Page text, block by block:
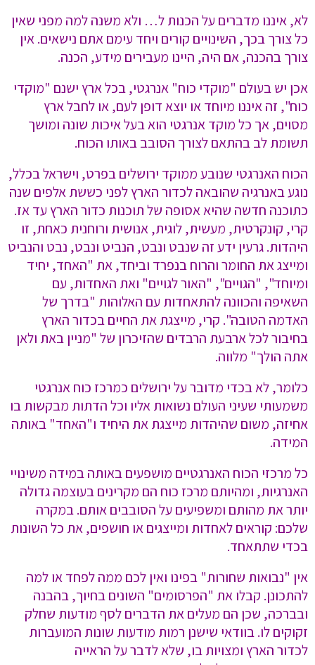
לא, איננו מדברים על הכנות ל… ולא משנה למה מפני שאין
כל צורך בכך, השינויים קורים ויחד עימם אתם נישאים. אין
צורך בהכנה, אם היה, היינו מעבירים מידע, הכנה.
אכן יש בעולם "מוקדי כוח" אנרגטי, בכל ארץ ישנם "מוקדי
כוח", זה איננו מיוחד או יוצא דופן לעם, או לחבל ארץ
מסוים, אך כל מוקד אנרגטי הוא בעל איכות שונה ומושך
תשומת לב בהתאם לצורך הסובב באותו הכוח.
הכוח האנרגטי שנובע ממוקד ירושלים בפרט, וישראל בכלל,
נוגע באנרגיה שהובאה לכדור הארץ לפני כששת אלפים שנה
כתוכנה חדשה שהיא אסופה של תוכנות כדור הארץ עד אז.
קרי, קונקרטית, מעשית, לוגית, אנושית ורוחנית כאחת, זו
היהדות. גרעין ידע זה שנבט ונבט, הנביט ונבט, נבט והנביט
ומייצג את החומר והרוח בנפרד וביחד, את "האחד, יחיד
ומיוחד", "הגויים", "האור לגויים" ואת האחדות, עם
השאיפה והכוונה להתאחדות עם האלוהות "בדרך של
האדמה הטובה". קרי, מייצגת את החיים בכדור הארץ
בחיבור לכל ארבעת הרבדים שהזיכרון של "מניין באת ולאן
אתה הולך" מלווה.
כלומר, לא בכדי מדובר על ירושלים כמרכז כוח אנרגטי
משמעותי שעיני העולם נשואות אליו וכל הדתות מבקשות בו
אחיזה, משום שהיהדות מייצגת את היחיד ו"האחד" באותה
המידה.
כל מרכזי הכוח האנרגטיים מושפעים באותה במידה משינויי
האנרגיות, ומהיותם מרכז כוח הם מקרינים בעוצמה גדולה
יותר את מהותם ומשפיעים על הסובבים אותם. במקרה
שלכם: קוראים לאחדות ומייצגים או חושפים, את כל השונות
בכדי שתתאחד.
אין "נבואות שחורות" בפינו ואין לכם ממה לפחד או למה
להתכונן. קבלו את "הפרסומים" השונים בחיוך, בהבנה
ובברכה, שכן הם מעלים את הדברים לסף מודעות שחלק
זקוקים לו. בוודאי שישנן רמות מודעות שונות המועברות
לכדור הארץ ומצויות בו, שלא לדבר על הראייה